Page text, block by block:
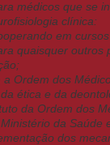
médicos que se
clínica:
em
quaisquer outros
Ordem dos
ética e da
da Ordem dos
da Saúde
dos